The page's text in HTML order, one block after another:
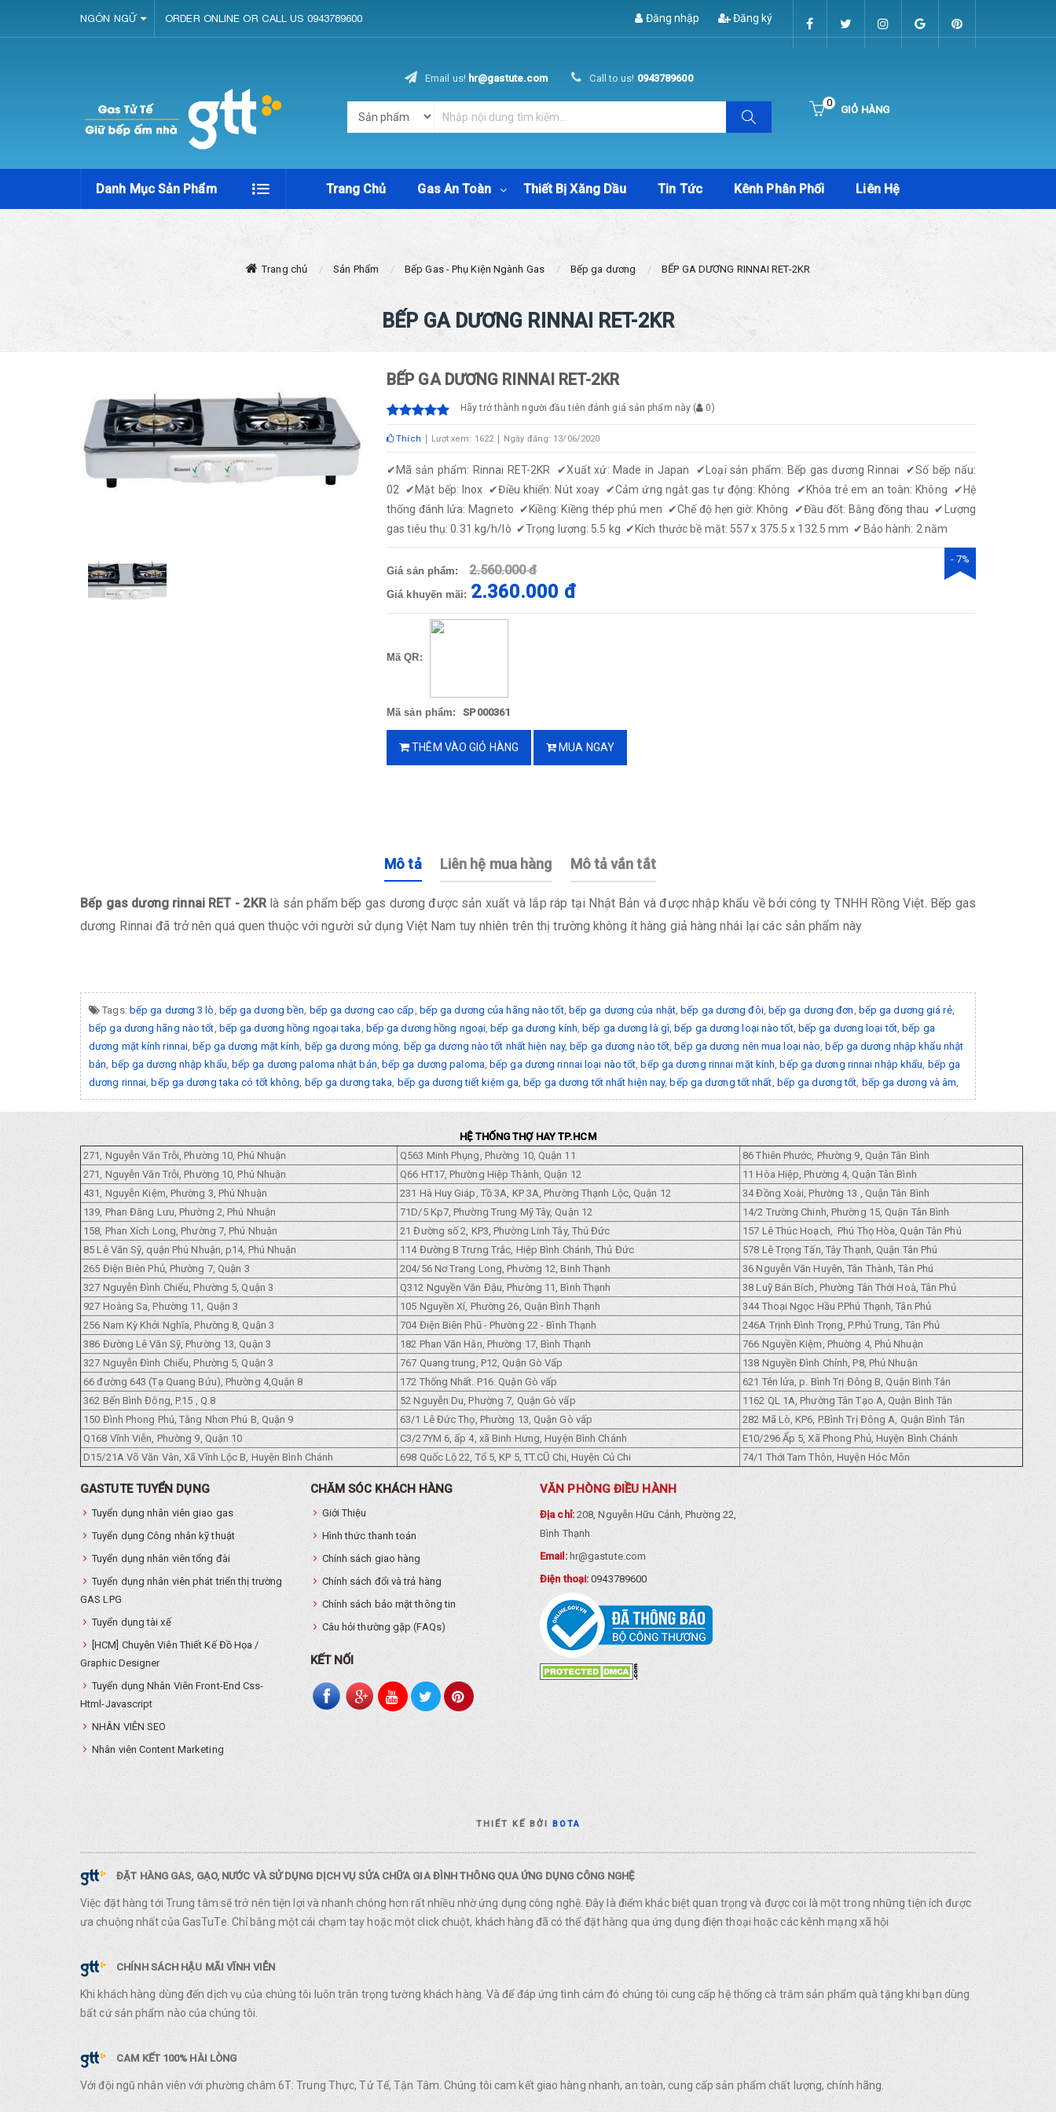
NGÔN NGỮ ORDER ONLINE OR CALL US 0943789600 Đăng nhập Đăng ký
Email us! hr@gastute.com Call to us! 0943789600
GIỎ HÀNG
0
Danh Mục Sản Phẩm Trang Chủ Gas An Toàn Thiết Bị Xăng Dầu Tin Tức Kênh Phân Phối Liên Hệ
Trang chủ Sản Phẩm Bếp Gas - Phụ Kiện Ngành Gas Bếp ga dương BẾP GA DƯƠNG RINNAI RET-2KR
BẾP GA DƯƠNG RINNAI RET-2KR
BẾP GA DƯƠNG RINNAI RET-2KR
Hãy trở thành người đầu tiên đánh giá sản phẩm này ( 0)
Thích Lượt xem: 1622 Ngày đăng: 13/06/2020
✔ Mã sản phẩm: Rinnai RET-2KR ✔Xuất xứ: Made in Japan ✔ Loại sản phẩm: Bếp gas dương Rinnai ✔Số bếp nấu:
02 ✔ Mặt bếp: Inox ✔Điều khiển: Nút xoay ✔Cảm ứng ngắt gas tự động: Không ✔ Khóa trẻ em an toàn: Không ✔ Hệ
thống đánh lửa: Magneto ✔ Kiềng: Kiềng thép phủ men ✔Chế độ hẹn giờ: Không ✔Đầu đốt: Bằng đồng thau ✔
Lượng
gas tiêu thụ: 0.31 kg/h/lò ✔Trọng lượng: 5.5 kg ✔ Kích thước bề mặt: 557 x 375.5 x 132.5 mm ✔ Bảo hành: 2 năm
Giá sản phẩm: 2.560.000 đ
Giá khuyến mãi: 2.360.000 đ
- 7%
Mã QR:
Mã sản phẩm: SP000361
THÊM VÀO GIỎ HÀNG MUA NGAY
Mô tả Liên hệ mua hàng Mô tả vắn tắt
Bếp gas dương rinnai RET - 2KRlà sản phẩm bếp gas dương được sản xuất và lắp ráp tại Nhật Bản và được nhập khẩu về bởi công ty TNHH Rồng Việt. Bếp gas
dương Rinnai đã trở nên quá quen thuộc với người sử dụng Việt Nam tuy nhiên trên thị trường không ít hàng giả hàng nhái lại các sản phẩm này
Tags: bếp ga dương 3 lò bếp ga dương bền bếp ga dương cao cấp bếp ga dương của hãng nào tốt, bếp ga dương của nhật,bếp ga dương đôi, bếp ga dương đơn bếp ga dương giá rẻ,
bếp ga dương hãng nào tốt bếp ga dương hồng ngoại taka bếp ga dương hồng ngoại ,bếp ga dương kính ,bếp ga dương là gì ,bếp ga dương loại nào tốt, bếp ga dương loại tốt,bếp ga
dương mặt kính rinnai ,bếp ga dương mặt kính bếp ga dương mỏng bếp ga dương nào tốt nhất hiện nay,bếp ga dương nào tốt ,bếp ga dương nên mua loại nào ,bếp ga dương nhập khẩu nhật
bản bếp ga dương nhập khẩu bếp ga dương paloma nhật bản bếp ga dương paloma ,bếp ga dương rinnai loại nào tốt ,bếp ga dương rinnai mặt kính ,bếp ga dương rinnai nhập khẩu bếp ga
dương rinnai ,bếp ga dương taka có tốt không bếp ga dương taka bếp ga dương tiết kiệm ga ,bếp ga dương tốt nhất hiện nay,bếp ga dương tốt nhất bếp ga dương tốt bếp ga dương và âm
HỆ THỐNG THỢ HAY TP.HCM
271, Nguyễn Văn Trỗi, Phường 10, Phú Nhuận
Q563 Minh Phụng, Phường 10, Quận 11
86 Thiên Phước, Phường 9, Quận Tân Bình
271, Nguyễn Văn Trỗi, Phường 10, Phú Nhuận
Q66 HT17, Phường Hiệp Thành, Quận 12
11 Hòa Hiệp, Phường 4, Quận Tân Bình
431, Nguyễn Kiệm, Phường 3, Phú Nhuận
231 Hà Huy Giáp, Tồ 3A, KP 3A, Phường Thạnh Lộc, Quận 12
34 Đồng Xoài, Phường 13 , Quận Tân Bình
139, Phan Đăng Lưu, Phường 2, Phú Nhuận
71D/5 Kp7, Phường Trung Mỹ Tây, Quận 12
14/2 Trường Chinh, Phường 15, Quận Tân Bình
158, Phan Xích Long, Phường 7, Phú Nhuận
21 Đường số 2, KP3, Phường Linh Tây, Thủ Đức
157 Lê Thúc Hoạch, Phú Thọ Hòa, Quận Tân Phú
85 Lê Văn Sỹ, quận Phú Nhuận, p14, Phú Nhuận
114 Đường B Trưng Trắc, Hiệp Bình Chánh, Thủ Đức
578 Lê Trọng Tấn, Tây Thạnh, Quận Tân Phú
265 Điện Biên Phủ, Phường 7, Quận 3
204/56 Nơ Trang Long, Phường 12, Binh Thạnh
36 Nguyễn Văn Huyên, Tân Thành, Tân Phú
327 Nguyễn Đình Chiểu, Phường 5, Quận 3
Q312 Nguyền Văn Đậu, Phường 11, Bình Thạnh
38 Luỹ Bán Bích, Phường Tân Thới Hoà, Tân Phủ
927 Hoàng Sa, Phường 11, Quận 3
105 Nguyền Xí, Phường 26, Quận Bình Thạnh
344 Thoại Ngọc Hầu P.Phú Thạnh, Tân Phủ
256 Nam Kỳ Khởi Nghĩa, Phường 8, Quận 3
704 Điện Biên Phũ - Phường 22 - Bình Thạnh
246A Trịnh Đình Trọng, P.Phủ Trung, Tân Phủ
386 Đường Lê Văn Sỹ, Phường 13, Quận 3
182 Phan Văn Hân, Phường 17, Bình Thạnh
766 Nguyền Kiệm, Phuờng 4, Phủ Nhuận
327 Nguyễn Đình Chiểu, Phường 5, Quận 3
767 Quang trung, P12, Quận Gò Vấp
138 Nguyền Đình Chính, P8, Phủ Nhuận
66 đường 643 (Tạ Quang Bửu), Phường 4,Quận 8
172 Thống Nhất. P16. Quận Gò vấp
621 Tên lửa, p. Bình Trị Đông B, Quận Bình Tân
362 Bến Bình Đông, P.15 , Q.8
52 Nguyễn Du, Phường 7, Quận Gò vấp
1162 QL 1A, Phường Tân Tạo A, Quận Bình Tân
150 Đình Phong Phú, Tăng Nhơn Phú B, Quận 9
63/1 Lê Đức Thọ, Phường 13, Quận Gò vấp
282 Mã Lò, KP6, P.Bình Trị Đông A, Quận Bình Tân
Q168 Vĩnh Viễn, Phường 9, Quận 10
C3/27YM 6, ấp 4, xã Binh Hưng, Huyện Bình Chánh
E10/296 Ẩp 5, Xã Phong Phủ, Huyện Bình Chánh
D15/21A Võ Văn Vân, Xã Vĩnh Lộc B, Huyện Bình Chánh
698 Quốc Lộ 22, Tổ 5, KP 5, TT.CŨ Chi, Huyện Củ Chi 74/1 Thới Tam Thôn, Huyện Hóc Môn
GASTUTE TUYỂN DỤNG
Tuyển dụng nhân viên giao gas
Tuyển dụng Công nhân kỹ thuật
Tuyển dụng nhân viên tổng đài
Tuyển dụng nhân viên phát triển thị trường
GAS LPG
Tuyển dụng tài xế
[HCM] Chuyên Viên Thiết Kế Đồ Họa /
Graphic Designer
Tuyển dụng Nhân Viên Front-End Css-
Html-Javascript
NHÂN VIÊN SEO
Nhân viên Content Marketing
CHĂM SÓC KHÁCH HÀNG
Giới Thiệu
Hình thức thanh toán
Chính sách giao hàng
Chính sách đổi và trả hàng
Chính sách bảo mật thông tin
Câu hỏi thường gặp (FAQs)
KẾT NỐI
VĂN PHÒNG ĐIỀU HÀNH
Địa chỉ:208, Nguyễn Hữu Cảnh, Phường 22,
Bình Thạnh
Email: hr@gastute.com
Điện thoại:0943789600
THIẾT KẾ BỞIBOTA
ĐẶT HÀNG GAS, GẠO, NƯỚC VÀ SỬ DỤNG DỊCH VỤ SỬA CHỮA GIA ĐÌNH THÔNG QUA ỨNG DỤNG CÔNG NGHỆ
Việc đặt hàng tới Trung tâm sẽ trở nên tiện lợi và nhanh chóng hơn rất nhiều nhờ ứng dụng công nghệ. Đây là điểm khác biệt quan trọng và được coi là một trong những tiện ích được
ưa chuộng nhất của GasTuTe. Chỉ bằng một cái chạm tay hoặc một click chuột, khách hàng đã có thể đặt hàng qua ứng dụng điện thoại hoặc các kênh mạng xã hội
CHÍNH SÁCH HẬU MÃI VĨNH VIỄN
Khi khách hàng dùng đến dịch vụ của chúng tôi luôn trân trọng tường khách hàng. Và để đáp ứng tình cảm đó chúng tôi cung cấp hệ thống cà trăm sản phẩm quà tặng khi bạn dùng
bất cứ sản phẩm nào của chúng tôi.
CAM KẾT 100% HÀI LÒNG
Với đội ngũ nhân viên với phường châm 6T: Trung Thực, Tử Tế, Tận Tâm. Chúng tôi cam kết giao hàng nhanh, an toàn, cung cấp sản phẩm chất lượng, chính hãng.